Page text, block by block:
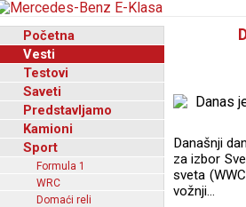
Početna
Vesti
Testovi
Saveti
Predstavljamo
Kamioni
Sport
Formula 1
WRC
Domaći reli
Današnji
za izbor
sveta
vožnji…